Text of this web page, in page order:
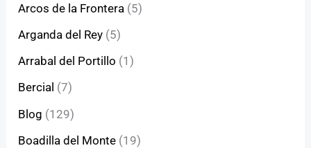
Arcos de la Frontera (5)
Arganda del Rey (5)
Arrabal del Portillo (1)
Bercial (7)
Blog (129)
Boadilla del Monte (19)